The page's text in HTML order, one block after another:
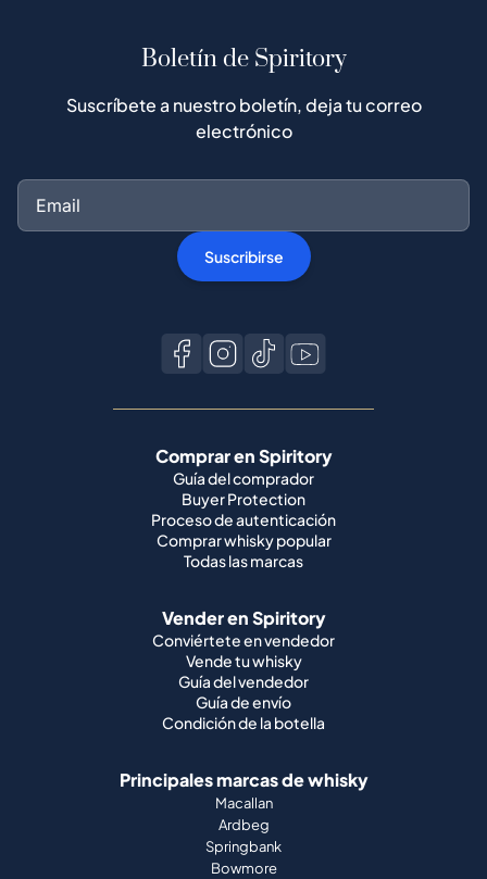
Boletín de Spiritory
Suscríbete a nuestro boletín, deja tu correo
electrónico
Suscribirse
Comprar en Spiritory
Guía del comprador
Buyer Protection
Proceso de autenticación
Comprar whisky popular
Todas las marcas
Vender en Spiritory
Conviértete en vendedor
Vende tu whisky
Guía del vendedor
Guía de envío
Condición de la botella
Principales marcas de whisky
Macallan
Ardbeg
Springbank
Bowmore